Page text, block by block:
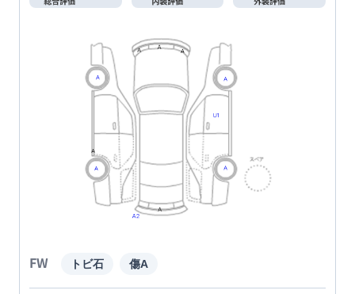
FW トビ石 傷A